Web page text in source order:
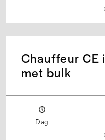
Chauffeur CE
met bulk
Dag